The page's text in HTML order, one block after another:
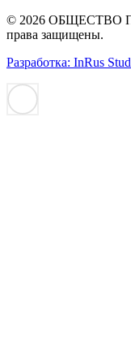
© 2026 ОБЩЕСТВО
права защищены.
Разработка: InRus